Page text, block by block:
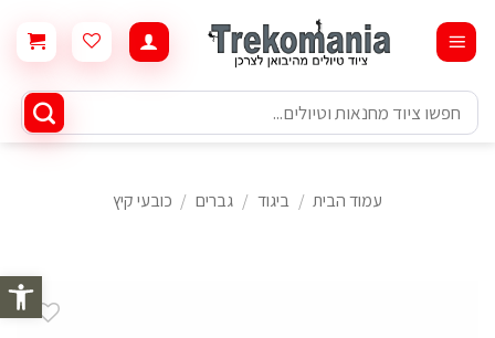
פתח
content
חיפוש
עבור:
עמוד הבית / ביגוד / גברים / כובעי קיץ